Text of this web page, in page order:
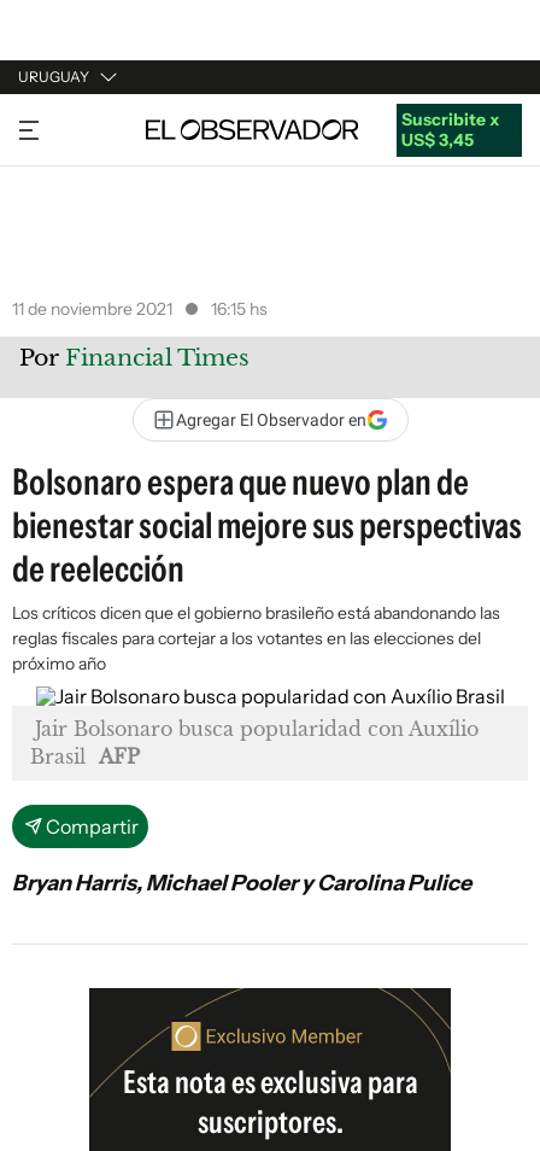
URUGUAY
URUGUAY
ARGENTINA
Suscribite x
US$ 3,45
11 de noviembre 2021 16:15 hs
Por Financial Times
Agregar El Observador en
Bolsonaro espera que nuevo plan de
bienestar social mejore sus perspectivas
de reelección
Los críticos dicen que el gobierno brasileño está abandonando las
reglas fiscales para cortejar a los votantes en las elecciones del
próximo año
Jair Bolsonaro busca popularidad con Auxílio
Brasil AFP
Compartir
Bryan Harris, Michael Pooler y Carolina Pulice
Esta nota es exclusiva para
suscriptores.